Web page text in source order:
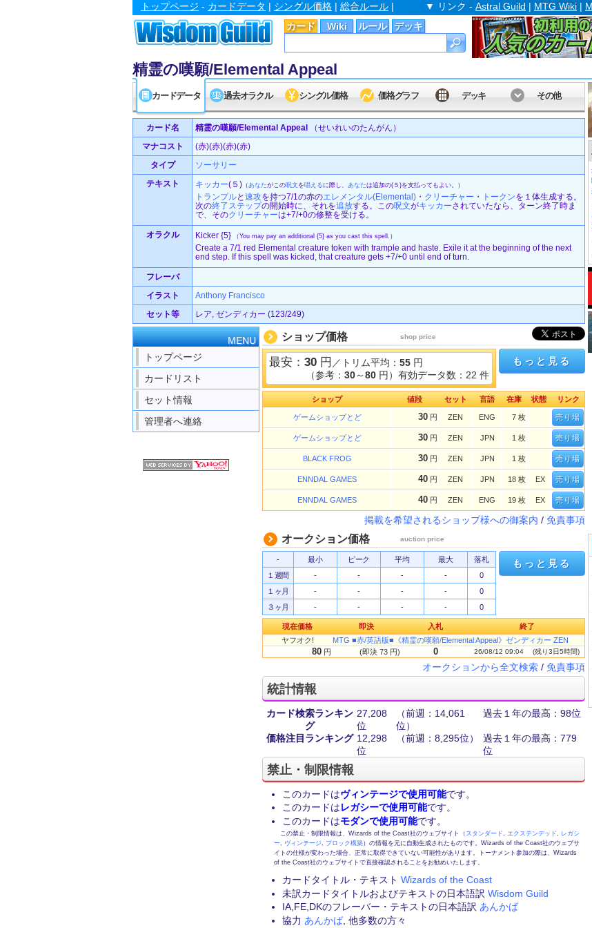
カード Wiki ルール デッキ
トップページ - カードデータ | シングル価格 | 総合ルール | ▼ リンク - Astral Guild | MTG Wiki |
精霊の嘆願/Elemental Appeal
カードデータ 過去オラクル シングル価格 価格グラフ デッキ その他
カード名 精霊の嘆願/Elemental Appeal
（せいれいのたんがん）
マナコスト
(赤)(赤)(赤)(赤)
タイプ
ソーサリー
テキスト
キッカー(５) （あなたがこの呪文を唱えるに際し、 あなたは追加の(５)を支払ってもよい。）
トランプルと速攻を持つ7/1の赤のエレメンタル(Elemental) ・ クリーチャー ・ トークンを１体生成する。
次の終了ステップの開始時に、それを追放する。この呪文がキッカーされていたなら、ターン終了時ま
で、そのクリーチャーは+7/+0の修整を受ける。
オラクル Kicker {5} （You may pay an additional {5} as you cast this spell.）
Create a 7/1 red Elemental creature token with trample and haste. Exile it at the beginning of the next
end step. If this spell was kicked, that creature gets +7/+0 until end of turn.
フレーバ
イラスト
Anthony Francisco
セット等
レア, ゼンディカー (123/249)
MENU
トップページ
カードリスト
セット情報
管理者へ連絡
ショップ価格 shop price
最安： 30 円 ／トリム平均： 55 円
（参考： 30～80 円）有効データ数：22 件
もっと見る
ショップ 値段 セット 言語 在庫 状態 リンク
ゲームショップとど 30 円 ZEN ENG 7 枚 売り場
ゲームショップとど 30 円 ZEN JPN 1 枚 売り場
BLACK FROG 30 円 ZEN JPN 1 枚 売り場
ENNDAL GAMES 40 円 ZEN JPN 18 枚 EX 売り場
ENNDAL GAMES 40 円 ZEN ENG 19 枚 EX 売り場
掲載を希望されるショップ様への御案内 / 免責事項
オークション価格 auction price
- 最小 ピーク 平均 最大
落札
１週間
- - - -
0
１ヶ月
- - - -
0
３ヶ月
- - - - 0
もっと見る
現在価格 即決 入札
終了
ヤフオク!
MTG ■赤/英語版■《精霊の嘆願/Elemental Appeal》ゼンディカー ZEN
80 円 (即決 73 円) 0 26/08/12 09:04 (残り3日5時間)
オークションから全文検索 / 免責事項
統計情報
カード検索ランキン
グ
27,208
位
（前週：14,061
位）
過去１年の最高：98位
価格注目ランキング 12,298
位
（前週：8,295位）
過去１年の最高：779
位
禁止・制限情報
このカードはヴィンテージで使用可能です。
このカードはレガシーで使用可能です。
このカードはモダンで使用可能です。
この禁止・制限情報は、Wizards of the Coast社のウェブサイト（ スタンダード,エクステンデッド, レガシ
ー, ヴィンテージ, ブロック構築）の情報を元に自動生成されたものです。Wizards of the Coast社のウェブサ
イトの仕様が変わった場合、正常に取得できていない可能性があります。トーナメント参加の際は、Wizards
of the Coast社のウェブサイトで直接確認されることをお勧めいたします。
カードタイトル・テキスト Wizards of the Coast
未訳カードタイトルおよびテキストの日本語訳 Wisdom Guild
IA,FE,DKのフレーバー・テキストの日本語訳 あんかば
協力 あんかば, 他多数の方々